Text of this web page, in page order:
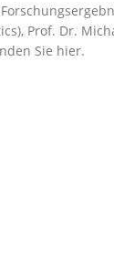
Prof. Dr.
Sie hier.